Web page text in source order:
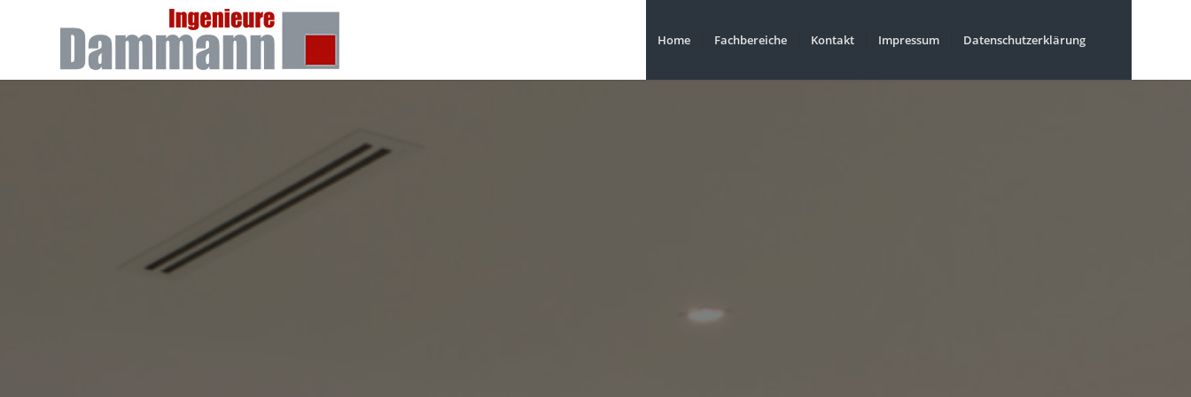
Home Fachbereiche Kontakt Impressum Datenschutzerklärung